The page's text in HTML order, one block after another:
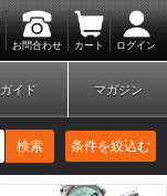
お問合わせ カート ログイン
ガイド マガジン
検索 条件を絞込む